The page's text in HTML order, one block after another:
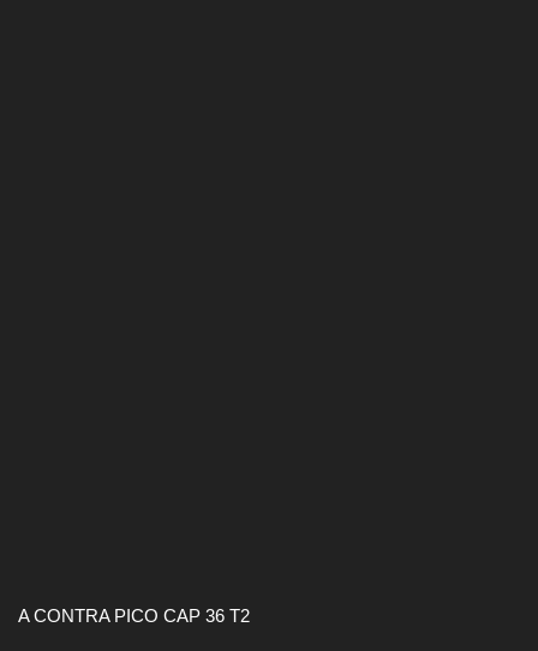
A CONTRA PICO CAP 36 T2